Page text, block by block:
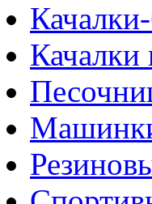
Качалки